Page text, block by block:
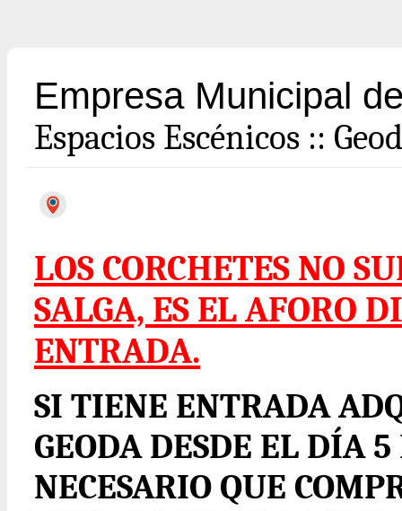
Empresa Municipal
Espacios Escénicos ::
LOS CORCHETES NO
SALGA, ES EL AFORO
ENTRADA.
SI TIENE ENTRADA
GEODA DESDE EL DÍA
NECESARIO QUE